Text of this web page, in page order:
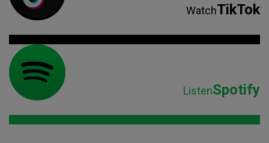
WatchTikTok
ListenSpotify